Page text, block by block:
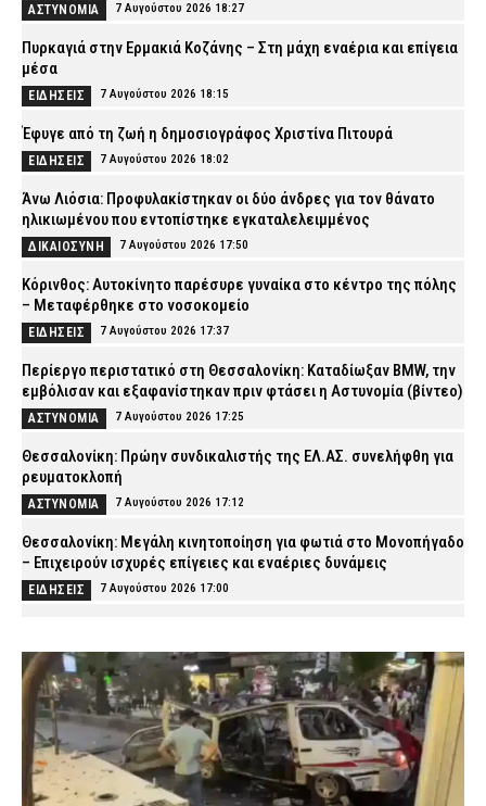
ΑΣΤΥΝΟΜΙΑ 7 Αυγούστου 2026 18:27
Πυρκαγιά στην Ερμακιά Κοζάνης – Στη μάχη εναέρια και επίγεια
μέσα
ΕΙΔΗΣΕΙΣ 7 Αυγούστου 2026 18:15
Έφυγε από τη ζωή η δημοσιογράφος Χριστίνα Πιτουρά
ΕΙΔΗΣΕΙΣ 7 Αυγούστου 2026 18:02
Άνω Λιόσια: Προφυλακίστηκαν οι δύο άνδρες για τον θάνατο
ηλικιωμένου που εντοπίστηκε εγκαταλελειμμένος
ΔΙΚΑΙΟΣΥΝΗ 7 Αυγούστου 2026 17:50
Κόρινθος: Αυτοκίνητο παρέσυρε γυναίκα στο κέντρο της πόλης
– Μεταφέρθηκε στο νοσοκομείο
ΕΙΔΗΣΕΙΣ 7 Αυγούστου 2026 17:37
Περίεργο περιστατικό στη Θεσσαλονίκη: Καταδίωξαν BMW, την
εμβόλισαν και εξαφανίστηκαν πριν φτάσει η Αστυνομία (βίντεο)
ΑΣΤΥΝΟΜΙΑ 7 Αυγούστου 2026 17:25
Θεσσαλονίκη: Πρώην συνδικαλιστής της ΕΛ.ΑΣ. συνελήφθη για
ρευματοκλοπή
ΑΣΤΥΝΟΜΙΑ 7 Αυγούστου 2026 17:12
Θεσσαλονίκη: Μεγάλη κινητοποίηση για φωτιά στο Μονοπήγαδο
– Επιχειρούν ισχυρές επίγειες και εναέριες δυνάμεις
ΕΙΔΗΣΕΙΣ 7 Αυγούστου 2026 17:00
προχώρησε σε δωρεά ειδών ιματισμού στο Αστυνομικό Τμήμα
ΣΩΜΑΤΑ ΑΣΦΑΛΕΙΑΣ 7 Αυγούστου 2026 16:48
Κορινθία: Μήνυμα του 112 για φωτιά στο Στεφάνι –
«Παραμείνετε σε ετοιμότητα»
ΕΙΔΗΣΕΙΣ 7 Αυγούστου 2026 16:35
Πιερία: Συνελήφθησαν δύο άνδρες που διέρρηξαν ΙΧ και άρπαξαν